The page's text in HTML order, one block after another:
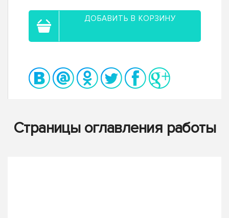
ДОБАВИТЬ В КОРЗИНУ
Страницы оглавления работы